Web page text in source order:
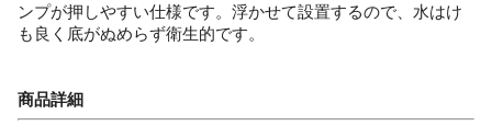
ンプが押しやすい仕様です。浮かせて設置するので、水はけ
も良く底がぬめらず衛生的です。
商品詳細